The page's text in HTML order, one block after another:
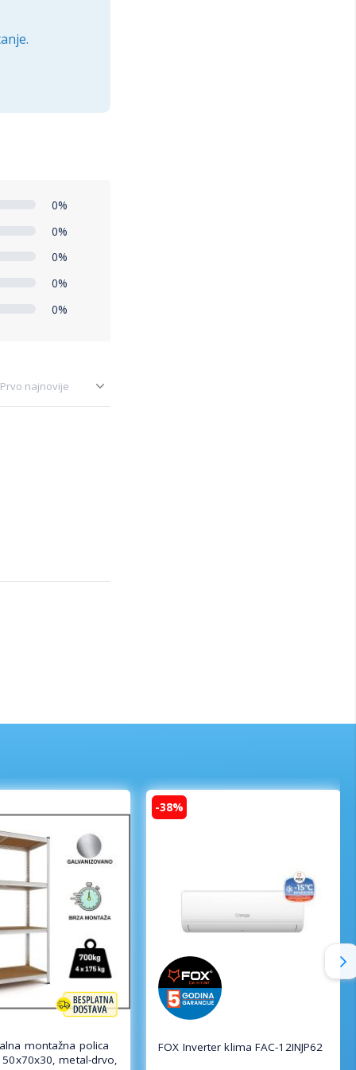
0%
0%
0%
0%
0%
montažna polica
metal-drvo,
-38%
FOX Inverter klima FAC-12INJP62